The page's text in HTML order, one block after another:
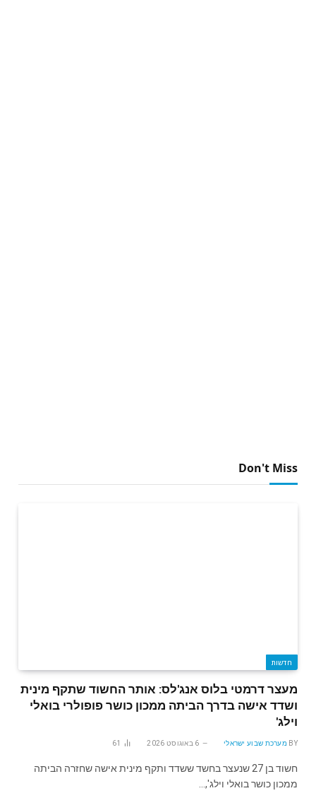
Don't Miss
חדשות
מעצר דרמטי בלוס אנג'לס: אותר החשוד שתקף מינית
ושדד אישה בדרך הביתה ממכון כושר פופולרי בואלי
וילג'
BY מערכת שבוע ישראלי 6 באוגוסט 2026 61
חשוד בן 27 שנעצר בחשד ששדד ותקף מינית אישה שחזרה הביתה
ממכון כושר בואלי וילג',…